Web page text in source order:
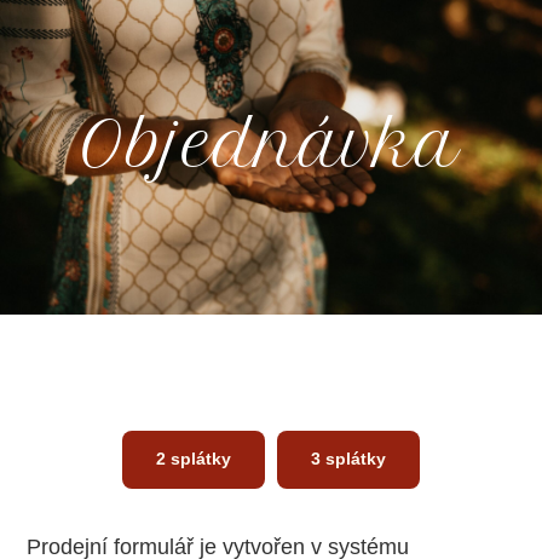
Objednávka
2 splátky 3 splátky
Prodejní formulář je vytvořen v systému